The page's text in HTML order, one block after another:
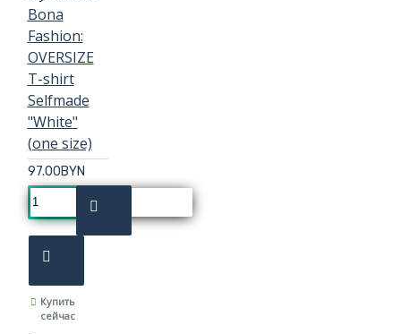
Bona
Fashion:
OVERSIZE
T-shirt
Selfmade
"White"
(one size)
97.00BYN
Купить
сейчас